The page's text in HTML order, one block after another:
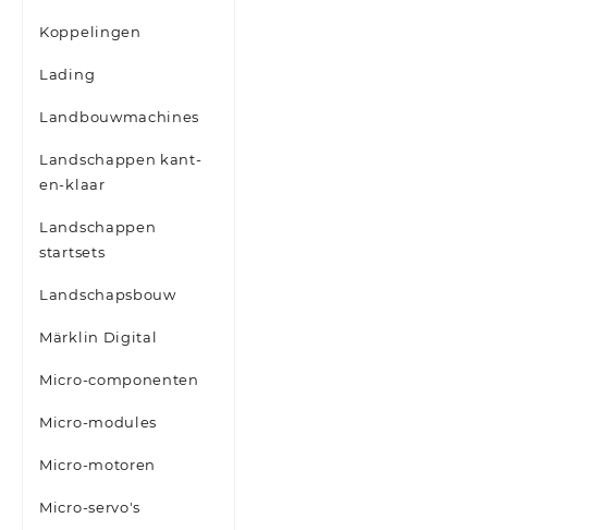
Koppelingen
Lading
Landbouwmachines
Landschappen kant-
en-klaar
Landschappen
startsets
Landschapsbouw
Märklin Digital
Micro-componenten
Micro-modules
Micro-motoren
Micro-servo's